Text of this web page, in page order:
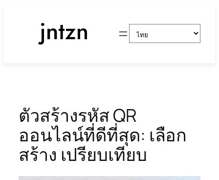
Choose
a
ตัวสร้างรหัส QR
ออนไลน์ที่ดีที่สุด: เลือก
สร้าง เปรียบเทียบ